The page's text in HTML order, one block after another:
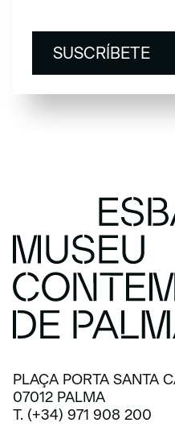
SUSCRÍBETE
SUSCRÍBETE
PLAÇA PORTA SANTA
07012 PALMA
T. (+34) 971 908 200